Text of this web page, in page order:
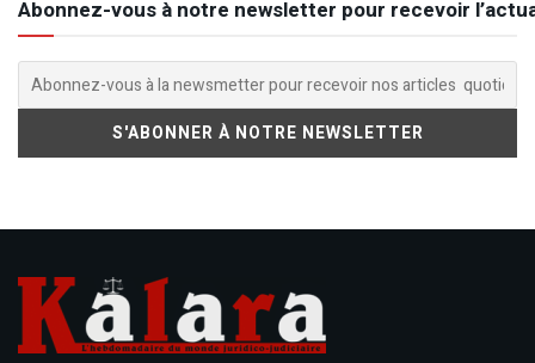
Abonnez-vous à notre newsletter pour recevoir